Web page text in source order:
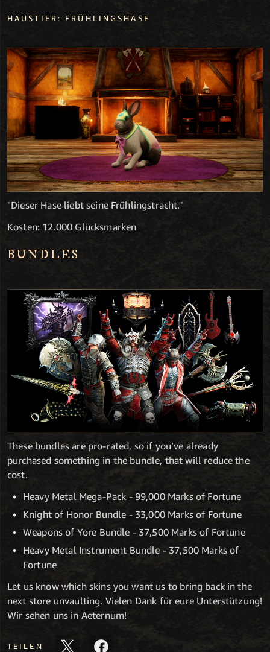
HAUSTIER: FRÜHLINGSHASE
"Dieser Hase liebt seine Frühlingstracht."
Kosten: 12.000 Glücksmarken
BUNDLES
These bundles are pro-rated, so if you’ve already
purchased something in the bundle, that will reduce the
cost.
Heavy Metal Mega-Pack - 99,000 Marks of Fortune
Knight of Honor Bundle - 33,000 Marks of Fortune
Weapons of Yore Bundle - 37,500 Marks of Fortune
Heavy Metal Instrument Bundle - 37,500 Marks of
Fortune
Let us know which skins you want us to bring back in the
next store unvaulting. Vielen Dank für eure Unterstützung!
Wir sehen uns in Aeternum!
TEILEN